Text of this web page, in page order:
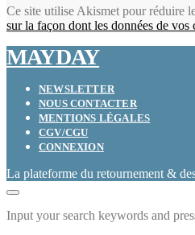
Ce site utilise Akismet pour réduire
sur la façon dont les données de vos
MAYDAY
NEWSLETTER
NOUS CONTACTER
MENTIONS LÉGALES
CGV/CGU
CONNEXION
La plateforme du retournement &
Input your search keywords and